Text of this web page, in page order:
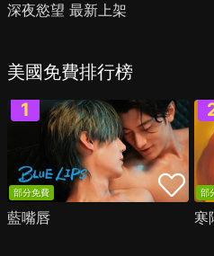
深夜慾望 最新上架
美國免費排行榜
部分免費
藍嘴唇
部
寒